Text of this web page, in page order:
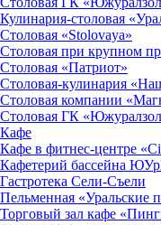
Кулинария-столовая
Столовая «Stolovaya»
Столовая при крупном
Столовая «Патриот»
Столовая-кулинария
Столовая компании
Столовая ГК
Кафе
Кафе в фитнес-центре
Кафетерий бассейна
Гастротека Сели-Съели
Пельменная «Уральские
Торговый зал кафе